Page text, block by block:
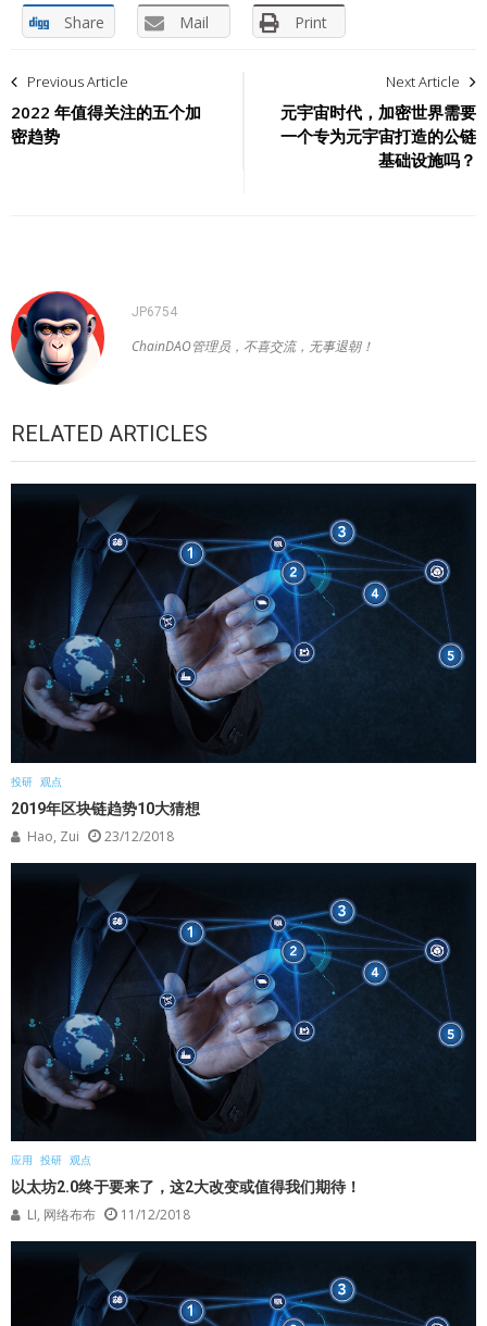
Share Mail Print
章
导
Previous Article
2022 年值得关注的五个加
密趋势
Next Article
元宇宙时代，加密世界需要
一个专为元宇宙打造的公链
基础设施吗？
JP6754
ChainDAO管理员，不喜交流，无事退朝！
RELATED ARTICLES
投研 观点
2019年区块链趋势10大猜想
Hao, Zui 23/12/2018
应用 投研 观点
以太坊2.0终于要来了，这2大改变或值得我们期待！
LI, 网络布布 11/12/2018